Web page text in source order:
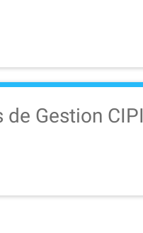
de Gestion CIPI